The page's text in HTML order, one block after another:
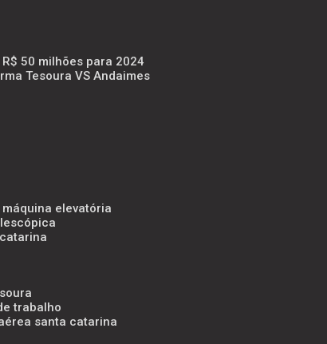
50 milhões para 2024
Tesoura VS Andaimes
máquina elevatória
trabalho
santa catarina